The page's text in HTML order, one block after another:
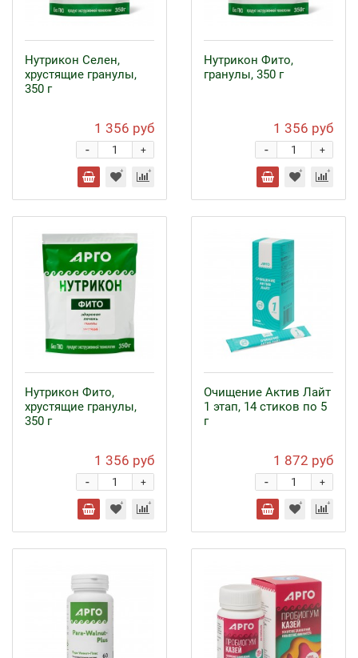
Нутрикон Селен,
хрустящие гранулы,
350 г
1 356 руб
+
-
Нутрикон Фито,
гранулы, 350 г
1 356 руб
+
-
Нутрикон Фито,
хрустящие гранулы,
350 г
1 356 руб
+
-
Очищение Актив Лайт
1 этап, 14 стиков по 5
г
1 872 руб
+
-